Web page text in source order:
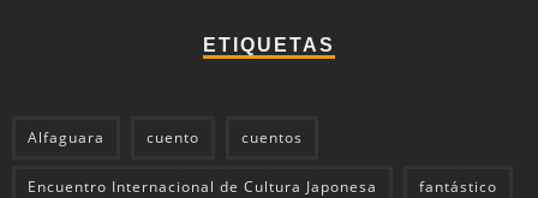
ETIQUETAS
Alfaguara cuento cuentos
Encuentro Internacional de Cultura Japonesa fantástico